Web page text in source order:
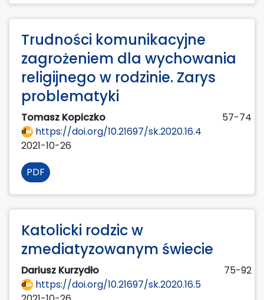
Trudności komunikacyjne
zagrożeniem dla wychowania
religijnego w rodzinie. Zarys
problematyki
Tomasz Kopiczko
57-74
https://doi.org/10.21697/sk.2020.16.4
2021-10-26
PDF
Katolicki rodzic w
zmediatyzowanym świecie
Dariusz Kurzydło
75-92
https://doi.org/10.21697/sk.2020.16.5